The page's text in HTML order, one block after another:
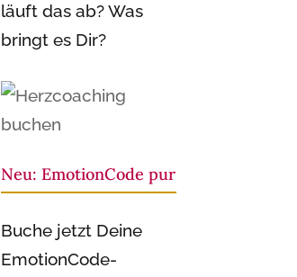
läuft das ab? Was
bringt es Dir?
Neu: EmotionCode pur
Buche jetzt Deine
EmotionCode-